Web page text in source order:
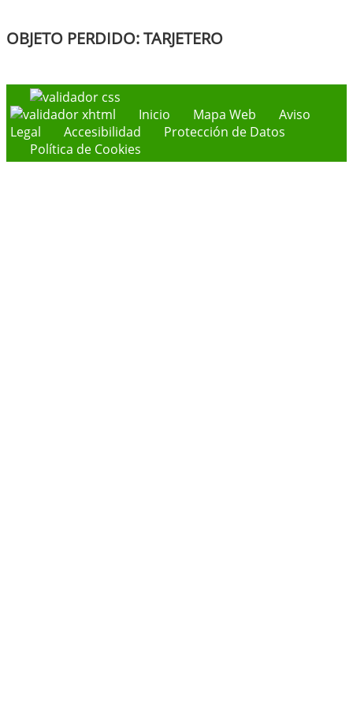
OBJETO PERDIDO: TARJETERO
Inicio Mapa Web
Aviso
Legal
Accesibilidad
Protección de Datos
Política de Cookies